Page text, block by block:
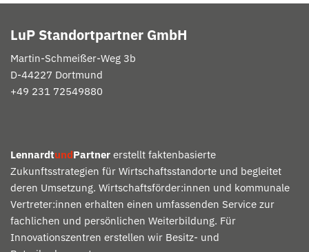
LuP Standortpartner GmbH
Martin-Schmeißer-Weg 3b
D-44227 Dortmund
+49 231 72549880
LennardtundPartner erstellt faktenbasierte
Zukunftsstrategien für Wirtschaftsstandorte und begleitet
deren Umsetzung. Wirtschaftsförder:innen und kommunale
Vertreter:innen erhalten einen umfassenden Service zur
fachlichen und persönlichen Weiterbildung. Für
Innovationszentren erstellen wir Besitz- und